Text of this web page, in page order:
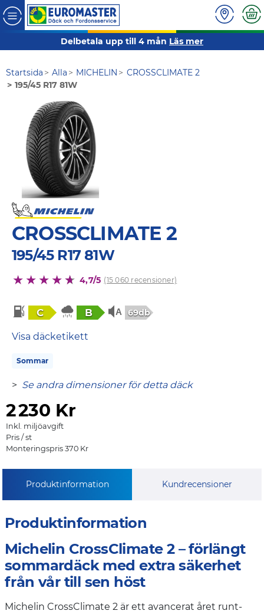
Delbetala upp till 4 mån Läs mer
Startsida Alla MICHELIN
CROSSCLIMATE 2
195/45 R17 81W
CROSSCLIMATE 2
195/45 R17 81W
4,7/5 (15 060 recensioner)
C B 69db
Visa däcketikett
Sommar
> Se andra dimensioner för detta däck
2230 Kr
Inkl. miljöavgift
Pris / st
Monteringspris 370 Kr
Produktinformation Kundrecensioner
Produktinformation
Michelin CrossClimate 2 – förlängt
sommardäck med extra säkerhet
från vår till sen höst
Michelin CrossClimate 2 är ett avancerat året runt-